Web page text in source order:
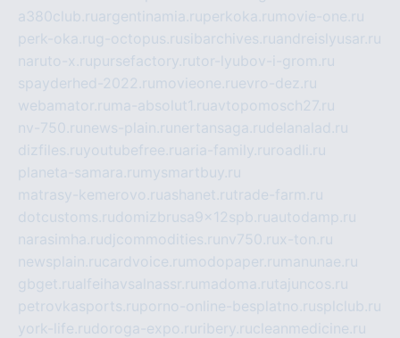
a380club.ruargentinamia.ruperkoka.ru movie-one.ru
perk-oka.rug-octopus.rusibarchives.ruandreislyusar.ru
naruto-x.rupursefactory.rutor-lyubov-i-grom.ru
spayderhed-2022.ru movieone.ruevro-dez.ru
webamator.ru ma-absolut1.ruavtopomosch27.ru
nv-750.ru news-plain.ru nertansaga.rudelanalad.ru
dizfiles.ruyoutubefree.ruaria-family.ru roadli.ru
planeta-samara.ru mysmartbuy.ru
matrasy-kemerovo.ruashanet.rutrade-farm.ru
dotcustoms.rudomizbrusa9x12spb.ruautodamp.ru
narasimha.rudjcommodities.ru nv750.rux-ton.ru
newsplain.rucardvoice.ru modopaper.ru manunae.ru
gbget.rualfeihavsalnassr.ru madoma.rutajuncos.ru
petrovkasports.ruporno-online-besplatno.rusplclub.ru
york-life.rudoroga-expo.ru ribery.rucleanmedicine.ru